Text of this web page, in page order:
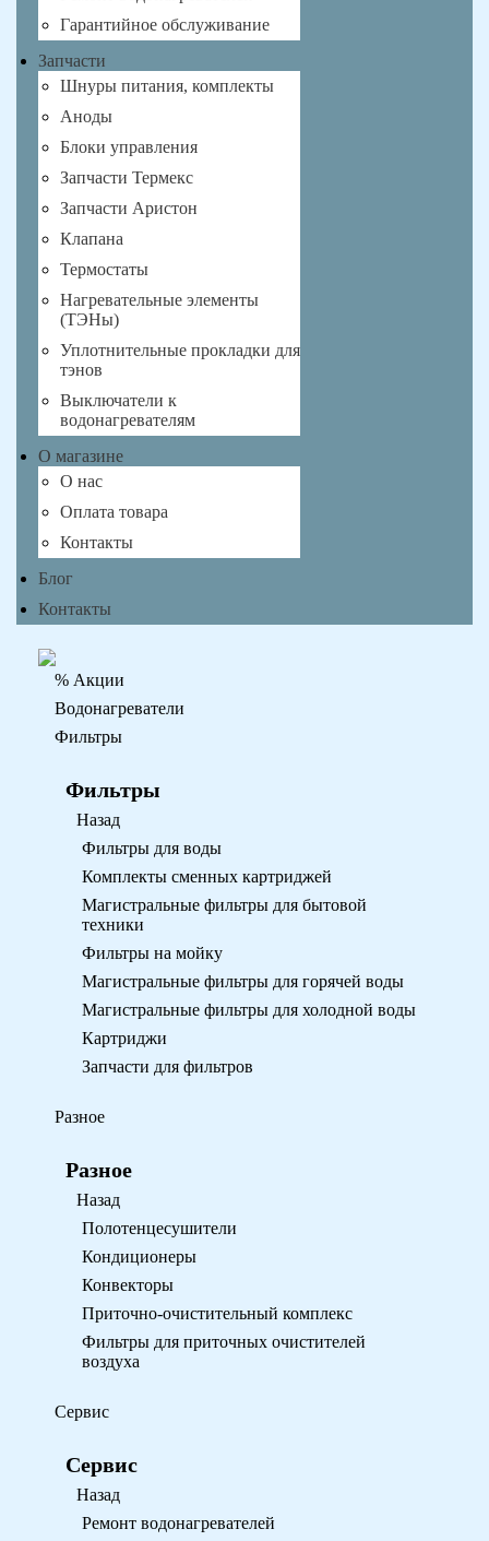
Гарантийное обслуживание
Запчасти
Шнуры питания, комплекты
Аноды
Блоки управления
Запчасти Термекс
Запчасти Аристон
Клапана
Термостаты
Нагревательные элементы
(ТЭНы)
Уплотнительные прокладки для
тэнов
Выключатели к
водонагревателям
О магазине
О нас
Оплата товара
Контакты
Блог
Контакты
% Акции
Водонагреватели
Фильтры
Фильтры
Назад
Фильтры для воды
Комплекты сменных картриджей
Магистральные фильтры для бытовой
техники
Фильтры на мойку
Магистральные фильтры для горячей воды
Магистральные фильтры для холодной воды
Картриджи
Запчасти для фильтров
Разное
Разное
Назад
Полотенцесушители
Кондиционеры
Конвекторы
Приточно-очистительный комплекс
Фильтры для приточных очистителей
воздуха
Сервис
Сервис
Назад
Ремонт водонагревателей